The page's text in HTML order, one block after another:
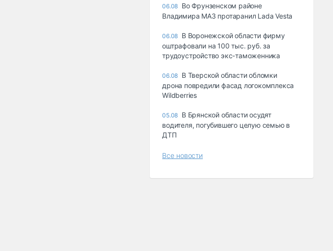
06.08 Во Фрунзенском районе
Владимира МАЗ протаранил Lada Vesta
06.08 В Воронежской области фирму
оштрафовали на 100 тыс. руб. за
трудоустройство экс-таможенника
06.08 В Тверской области обломки
дрона повредили фасад логокомплекса
Wildberries
05.08 В Брянской области осудят
водителя, погубившего целую семью в
ДТП
Все новости